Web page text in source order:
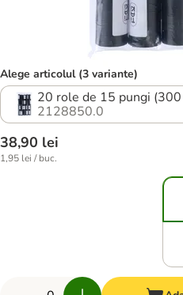
Alege articolul (3 variante)
20 role de 15 pungi
2128850.0
38,90 lei
1,95 lei / buc.